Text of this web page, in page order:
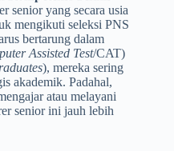
senior yang secara usia
mengikuti seleksi PNS
bertarung dalam
Assisted Test/CAT)
), mereka sering
akademik. Padahal,
atau melayani
senior ini jauh lebih